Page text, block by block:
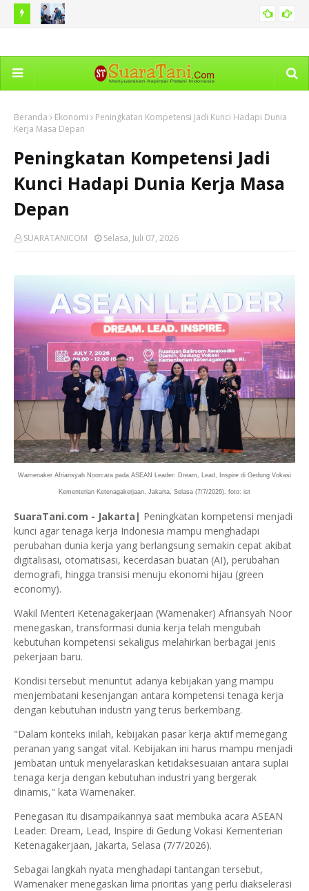
Persoalan Ketenagakerjaan
Beranda Ekonomi
Peningkatan Kompetensi Jadi Kunci Hadapi Dunia
Kerja Masa Depan
Peningkatan Kompetensi Jadi
Kunci Hadapi Dunia Kerja Masa
Depan
SUARATANICOM Selasa, Juli 07, 2026
Wamenaker Afriansyah Noorcara pada ASEAN Leader: Dream, Lead, Inspire di Gedung Vokasi
Kementerian Ketenagakerjaan, Jakarta, Selasa (7/7/2026). foto: ist
SuaraTani.com - Jakarta| Peningkatan kompetensi menjadi
kunci agar tenaga kerja Indonesia mampu menghadapi
perubahan dunia kerja yang berlangsung semakin cepat akibat
digitalisasi, otomatisasi, kecerdasan buatan (AI), perubahan
demografi, hingga transisi menuju ekonomi hijau (green
economy).
Wakil Menteri Ketenagakerjaan (Wamenaker) Afriansyah Noor
menegaskan, transformasi dunia kerja telah mengubah
kebutuhan kompetensi sekaligus melahirkan berbagai jenis
pekerjaan baru.
Kondisi tersebut menuntut adanya kebijakan yang mampu
menjembatani kesenjangan antara kompetensi tenaga kerja
dengan kebutuhan industri yang terus berkembang.
"Dalam konteks inilah, kebijakan pasar kerja aktif memegang
peranan yang sangat vital. Kebijakan ini harus mampu menjadi
jembatan untuk menyelaraskan ketidaksesuaian antara suplai
tenaga kerja dengan kebutuhan industri yang bergerak
dinamis," kata Wamenaker.
Penegasan itu disampaikannya saat membuka acara ASEAN
Leader: Dream, Lead, Inspire di Gedung Vokasi Kementerian
Ketenagakerjaan, Jakarta, Selasa (7/7/2026).
Sebagai langkah nyata menghadapi tantangan tersebut,
Wamenaker menegaskan lima prioritas yang perlu diakselerasi